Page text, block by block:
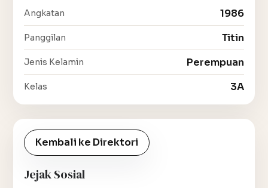
Angkatan 1986
Panggilan Titin
Jenis Kelamin Perempuan
Kelas 3A
Kembali ke Direktori
Jejak Sosial